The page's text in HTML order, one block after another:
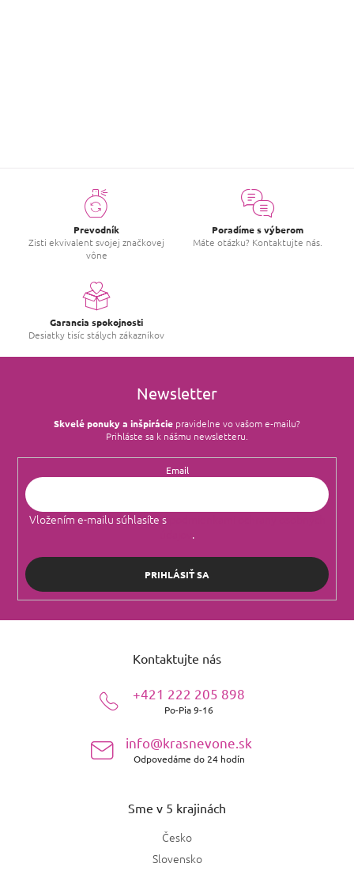
Prevodník
Zisti ekvivalent svojej značkovej
vône
Poradíme s výberom
Máte otázku? Kontaktujte nás.
Garancia spokojnosti
Desiatky tisíc stálych zákazníkov
Newsletter
Skvelé ponuky a inšpirácie pravidelne vo vašom e‑mailu?
Prihláste sa k nášmu newsletteru.
Email
Vložením e-mailu súhlasíte s
.
PRIHLÁSIŤ SA
Kontaktujte nás
+421 222 205 898
Po-Pia 9-16
info@krasnevone.sk
Odpovedáme do 24 hodín
Sme v 5 krajinách
Česko
Slovensko